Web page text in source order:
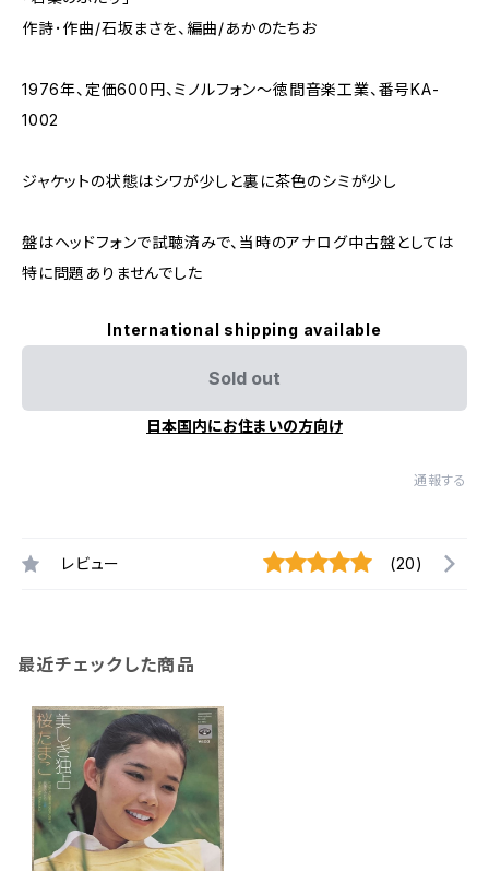
作詩･作曲/石坂まさを、編曲/あかのたちお
1976年、定価600円、ミノルフォン～徳間音楽工業、番号KA-
1002
ジャケットの状態はシワが少しと裏に茶色のシミが少し
盤はヘッドフォンで試聴済みで、当時のアナログ中古盤としては
特に問題ありませんでした
International shipping available
Sold out
日本国内にお住まいの方向け
通報する
レビュー (20)
最近チェックした商品